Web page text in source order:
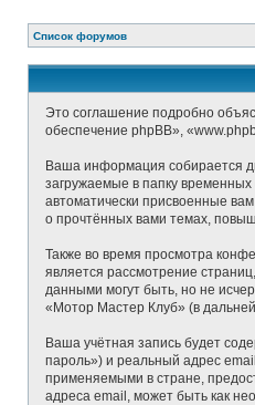
Список форумов
Это соглашение подробно
обеспечение phpBB»,
Ваша информация собирается
загружаемые в папку
автоматически присвоенные
о прочтённых вами темах,
Также во время просмотра
является рассмотрение
данными могут быть, но не
«Мотор Мастер Клуб» (в
Ваша учётная запись будет
пароль») и реальный адрес
применяемыми в стране,
адреса email, может быть как